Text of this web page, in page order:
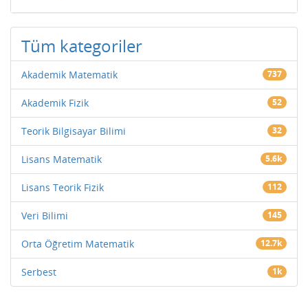
Tüm kategoriler
Akademik Matematik 737
Akademik Fizik 52
Teorik Bilgisayar Bilimi 32
Lisans Matematik 5.6k
Lisans Teorik Fizik 112
Veri Bilimi 145
Orta Öğretim Matematik 12.7k
Serbest 1k